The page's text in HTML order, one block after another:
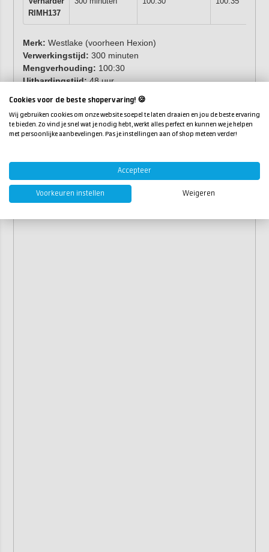
RIMH137
Merk: Westlake (voorheen Hexion)
Verwerkingstijd: 300 minuten
Mengverhouding: 100:30
Uithardingstijd:48 uur
Cookies voor de beste shopervaring! 🍪
Wij gebruiken cookies om onze website soepel te laten draaien en jou de beste ervaring
te bieden. Zo vind je snel wat je nodig hebt, werkt alles perfect en kunnen we je helpen
met persoonlijke aanbevelingen. Pas je instellingen aan of shop meteen verder!
Accepteer
Voorkeuren instellen Weigeren